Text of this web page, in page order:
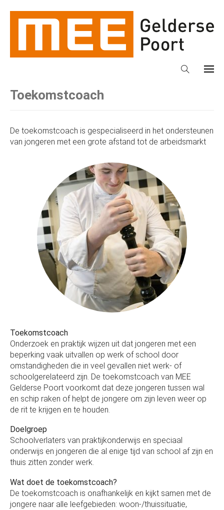
Toekomstcoach
De toekomstcoach is gespecialiseerd in het ondersteunen
van jongeren met een grote afstand tot de arbeidsmarkt
Toekomstcoach
Onderzoek en praktijk wijzen uit dat jongeren met een
beperking vaak uitvallen op werk of school door
omstandigheden die in veel gevallen niet werk- of
schoolgerelateerd zijn. De toekomstcoach van MEE
Gelderse Poort voorkomt dat deze jongeren tussen wal
en schip raken of helpt de jongere om zijn leven weer op
de rit te krijgen en te houden.
Doelgroep
Schoolverlaters van praktijkonderwijs en speciaal
onderwijs en jongeren die al enige tijd van school af zijn en
thuis zitten zonder werk.
Wat doet de toekomstcoach?
De toekomstcoach is onafhankelijk en kijkt samen met de
jongere naar alle leefgebieden: woon-/thuissituatie,